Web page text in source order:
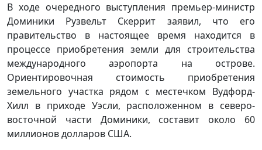
В ходе очередного выступления премьер-министр
Доминики Рузвельт Скеррит заявил, что его
правительство в настоящее время находится в
процессе приобретения земли для строительства
международного аэропорта на острове.
Ориентировочная стоимость приобретения
земельного участка рядом с местечком Вудфорд-
Хилл в приходе Уэсли, расположенном в северо-
восточной части Доминики, составит около 60
миллионов долларов США.